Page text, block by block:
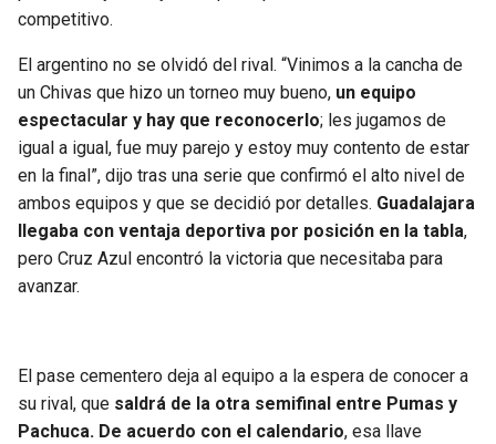
competitivo.
El argentino no se olvidó del rival. “Vinimos a la cancha de
un Chivas que hizo un torneo muy bueno, un equipo
espectacular y hay que reconocerlo; les jugamos de
igual a igual, fue muy parejo y estoy muy contento de estar
en la final”, dijo tras una serie que confirmó el alto nivel de
ambos equipos y que se decidió por detalles. Guadalajara
llegaba con ventaja deportiva por posición en la tabla,
pero Cruz Azul encontró la victoria que necesitaba para
avanzar.
El pase cementero deja al equipo a la espera de conocer a
su rival, que saldrá de la otra semifinal entre Pumas y
Pachuca. De acuerdo con el calendario, esa llave